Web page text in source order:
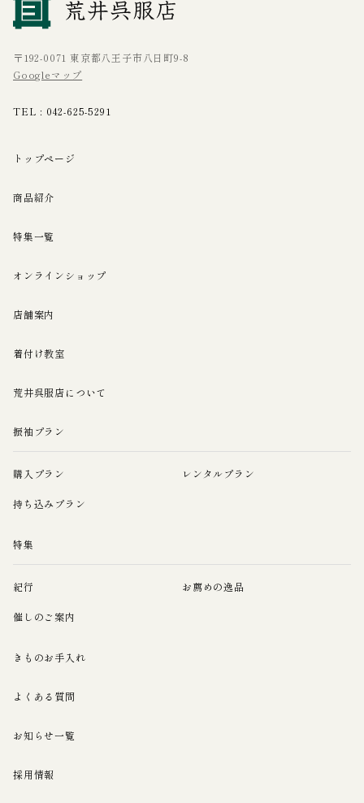
〒192-0071 東京都八王子市八日町9-8
Googleマップ
TEL : 042-625-5291
トップページ
商品紹介
特集一覧
オンラインショップ
店舗案内
着付け教室
荒井呉服店について
振袖プラン
購入プラン レンタルプラン
持ち込みプラン
特集
紀行 お薦めの逸品
催しのご案内
きものお手入れ
よくある質問
お知らせ一覧
採用情報